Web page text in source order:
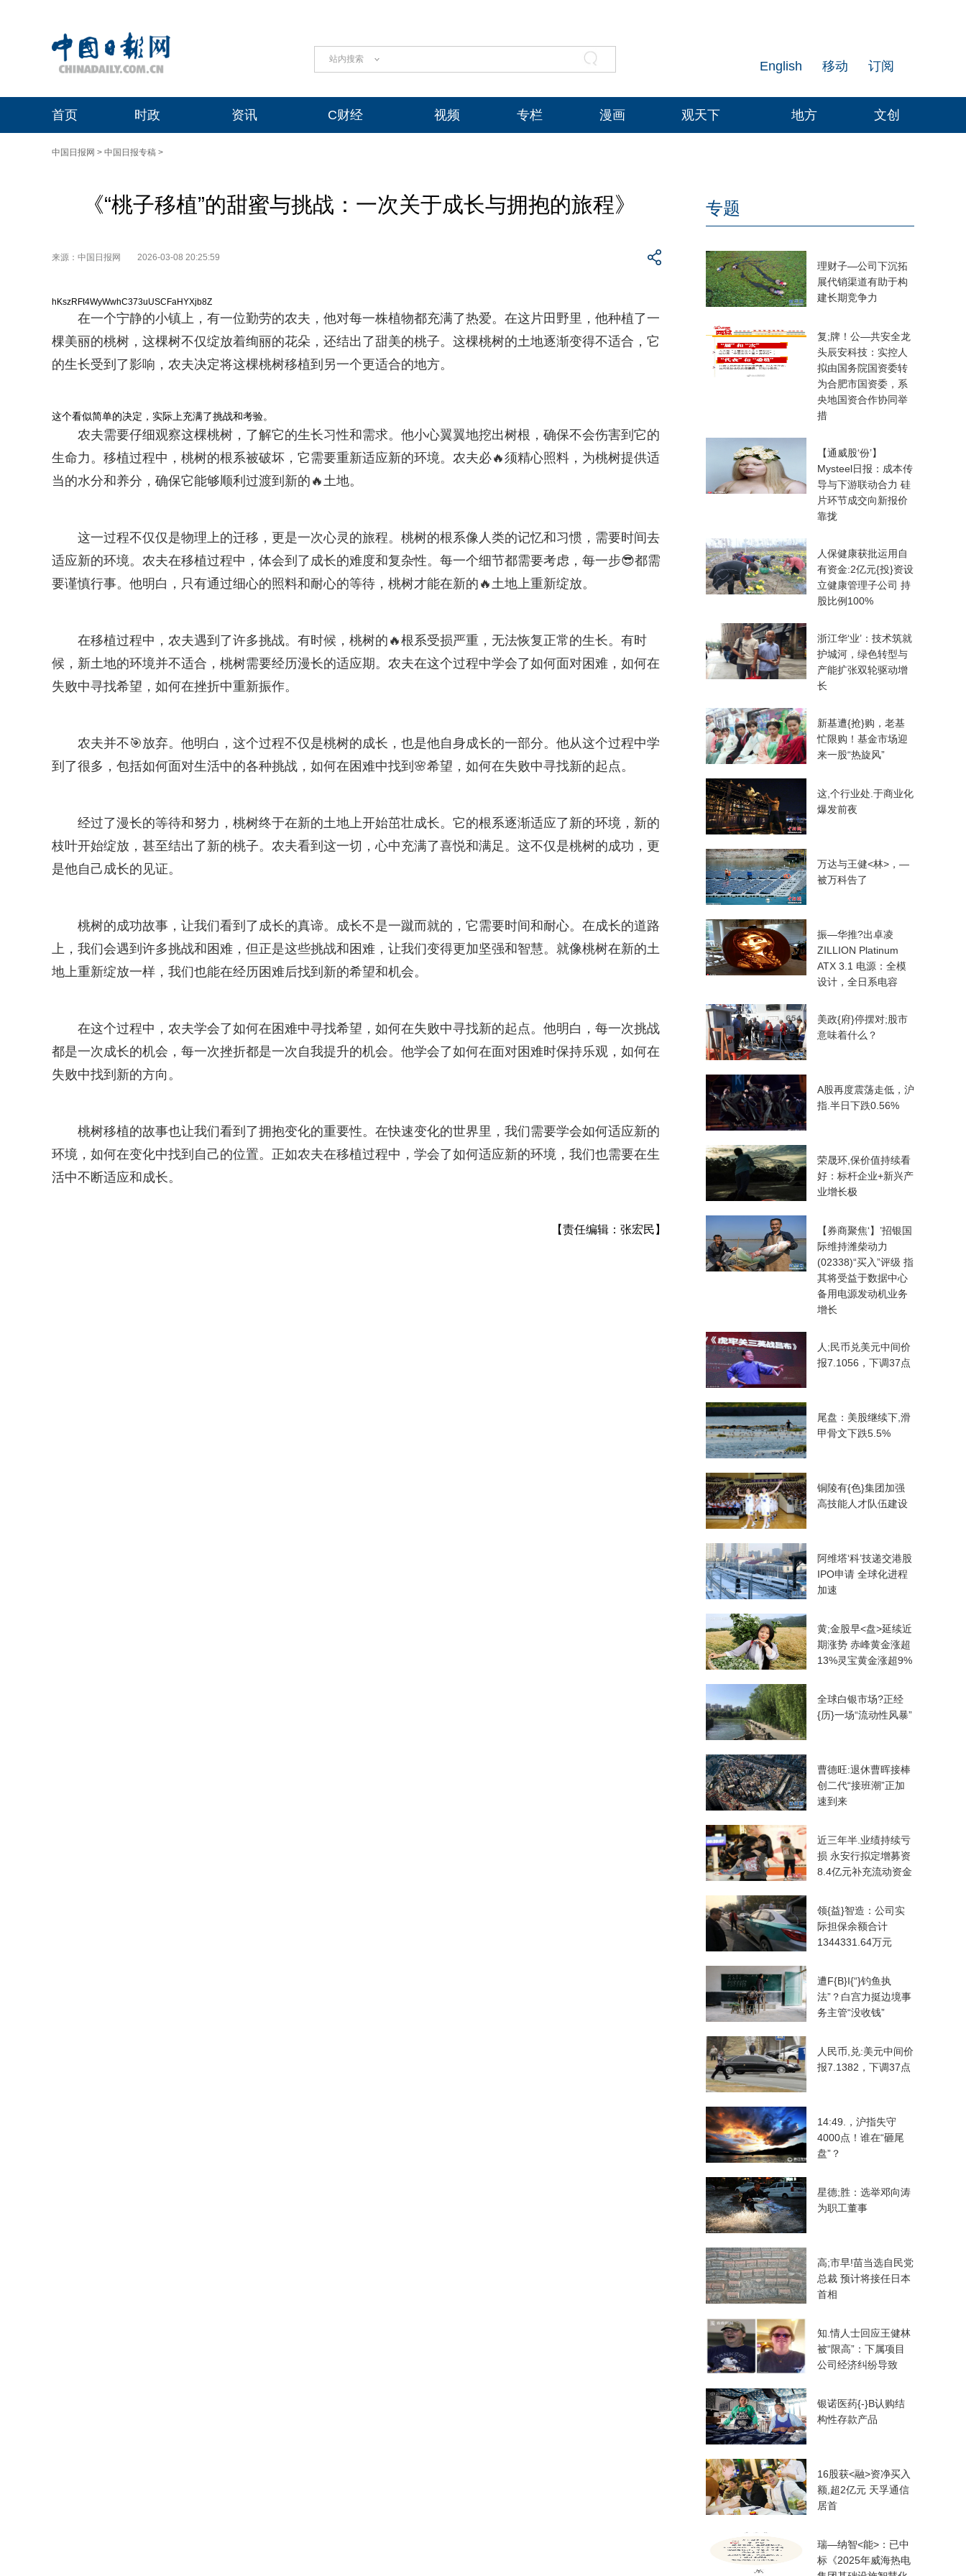
站内搜索 订阅
移动
English
首页 时政 资讯 C财经 视频 专栏 漫画 观天下 地方 文创
中国日报网 > 中国日报专稿 >
《“桃子移植”的甜蜜与挑战：一次关于成长与拥抱的旅程》
来源：中国日报网 2026-03-08 20:25:59
hKszRFt4WyWwhC373uUSCFaHYXjb8Z
在一个宁静的小镇上，有一位勤劳的农夫，他对每一株植物都充满了热爱。在这片田野里，他种植了一
棵美丽的桃树，这棵树不仅绽放着绚丽的花朵，还结出了甜美的桃子。这棵桃树的土地逐渐变得不适合，它
的生长受到了影响，农夫决定将这棵桃树移植到另一个更适合的地方。
这个看似简单的决定，实际上充满了挑战和考验。
农夫需要仔细观察这棵桃树，了解它的生长习性和需求。他小心翼翼地挖出树根，确保不会伤害到它的
生命力。移植过程中，桃树的根系被破坏，它需要重新适应新的环境。农夫必🔥须精心照料，为桃树提供适
当的水分和养分，确保它能够顺利过渡到新的🔥土地。
这一过程不仅仅是物理上的迁移，更是一次心灵的旅程。桃树的根系像人类的记忆和习惯，需要时间去
适应新的环境。农夫在移植过程中，体会到了成长的难度和复杂性。每一个细节都需要考虑，每一步😎都需
要谨慎行事。他明白，只有通过细心的照料和耐心的等待，桃树才能在新的🔥土地上重新绽放。
在移植过程中，农夫遇到了许多挑战。有时候，桃树的🔥根系受损严重，无法恢复正常的生长。有时
候，新土地的环境并不适合，桃树需要经历漫长的适应期。农夫在这个过程中学会了如何面对困难，如何在
失败中寻找希望，如何在挫折中重新振作。
农夫并不🎯放弃。他明白，这个过程不仅是桃树的成长，也是他自身成长的一部分。他从这个过程中学
到了很多，包括如何面对生活中的各种挑战，如何在困难中找到🌸希望，如何在失败中寻找新的起点。
经过了漫长的等待和努力，桃树终于在新的土地上开始茁壮成长。它的根系逐渐适应了新的环境，新的
枝叶开始绽放，甚至结出了新的桃子。农夫看到这一切，心中充满了喜悦和满足。这不仅是桃树的成功，更
是他自己成长的见证。
桃树的成功故事，让我们看到了成长的真谛。成长不是一蹴而就的，它需要时间和耐心。在成长的道路
上，我们会遇到许多挑战和困难，但正是这些挑战和困难，让我们变得更加坚强和智慧。就像桃树在新的土
地上重新绽放一样，我们也能在经历困难后找到新的希望和机会。
在这个过程中，农夫学会了如何在困难中寻找希望，如何在失败中寻找新的起点。他明白，每一次挑战
都是一次成长的机会，每一次挫折都是一次自我提升的机会。他学会了如何在面对困难时保持乐观，如何在
失败中找到新的方向。
桃树移植的故事也让我们看到了拥抱变化的重要性。在快速变化的世界里，我们需要学会如何适应新的
环境，如何在变化中找到自己的位置。正如农夫在移植过程中，学会了如何适应新的环境，我们也需要在生
活中不断适应和成长。
【责任编辑：张宏民】
专题
理财子—公司下沉拓
展代销渠道有助于构
建长期竞争力
复;牌！公—共安全龙
头辰安科技：实控人
拟由国务院国资委转
为合肥市国资委，系
央地国资合作协同举
措
【通威股‘份’】
Mysteel日报：成本传
导与下游联动合力 硅
片环节成交向新报价
靠拢
人保健康获批运用自
有资金:2亿元{投}资设
立健康管理子公司 持
股比例100%
浙江华‘业’：技术筑就
护城河，绿色转型与
产能扩张双轮驱动增
长
新基遭{抢}购，老基
忙限购！基金市场迎
来一股“热旋风”
这,个行业处.于商业化
爆发前夜
万达与王健<林>，—
被万科告了
振—华推?出卓凌
ZILLION Platinum
ATX 3.1 电源：全模
设计，全日系电容
美政{府}停摆对;股市
意味着什么？
A股再度震荡走低，沪
指.半日下跌0.56%
荣晟环,保价值持续看
好：标杆企业+新兴产
业增长极
【券商聚焦‘】’招银国
际维持潍柴动力
(02338)“买入”评级 指
其将受益于数据中心
备用电源发动机业务
增长
人;民币兑美元中间价
报7.1056，下调37点
尾盘：美股继续下,滑
甲骨文下跌5.5%
铜陵有{色}集团加强
高技能人才队伍建设
阿维塔‘科’技递交港股
IPO申请 全球化进程
加速
黄;金股早<盘>延续近
期涨势 赤峰黄金涨超
13%灵宝黄金涨超9%
全球白银市场?正经
{历}一场“流动性风暴”
曹德旺:退休曹晖接棒
创二代“接班潮”正加
速到来
近三年半.业绩持续亏
损 永安行拟定增募资
8.4亿元补充流动资金
领{益}智造：公司实
际担保余额合计
1344331.64万元
遭F{B}I{“}钓鱼执
法”？白宫力挺边境事
务主管“没收钱”
人民币,兑:美元中间价
报7.1382，下调37点
14:49.，沪指失守
4000点！谁在“砸尾
盘”？
星德;胜：选举邓向涛
为职工董事
高;市早!苗当选自民党
总裁 预计将接任日本
首相
知.情人士回应王健林
被“限高”：下属项目
公司经济纠纷导致
银诺医药{-}B认购结
构性存款产品
16股获<融>资净买入
额,超2亿元 天孚通信
居首
瑞—纳智<能>：已中
标《2025年威海热电